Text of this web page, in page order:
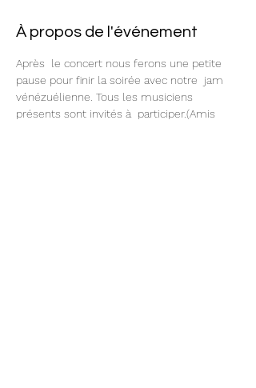
À propos de l'événement
Après  le concert nous ferons une petite
pause pour finir la soirée avec notre  jam
vénézuélienne. Tous les musiciens
présents sont invités à  participer.(Amis